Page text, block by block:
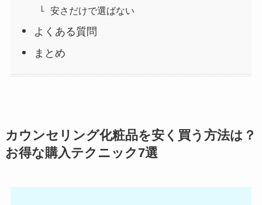
安さだけで選ばない
よくある質問
まとめ
カウンセリング化粧品を安く買う方法は？
お得な購入テクニック7選